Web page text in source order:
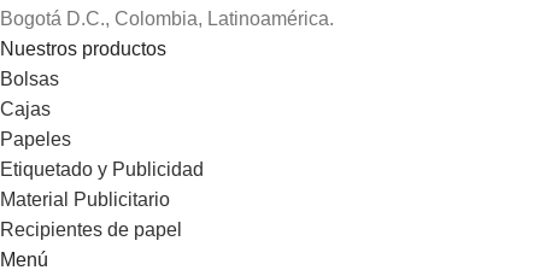
Bogotá D.C., Colombia, Latinoamérica.
Nuestros productos
Bolsas
Cajas
Papeles
Etiquetado y Publicidad
Material Publicitario
Recipientes de papel
Menú